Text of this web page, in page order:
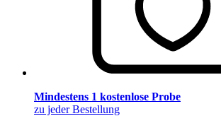
Mindestens 1 kostenlose Probe
zu jeder Bestellung